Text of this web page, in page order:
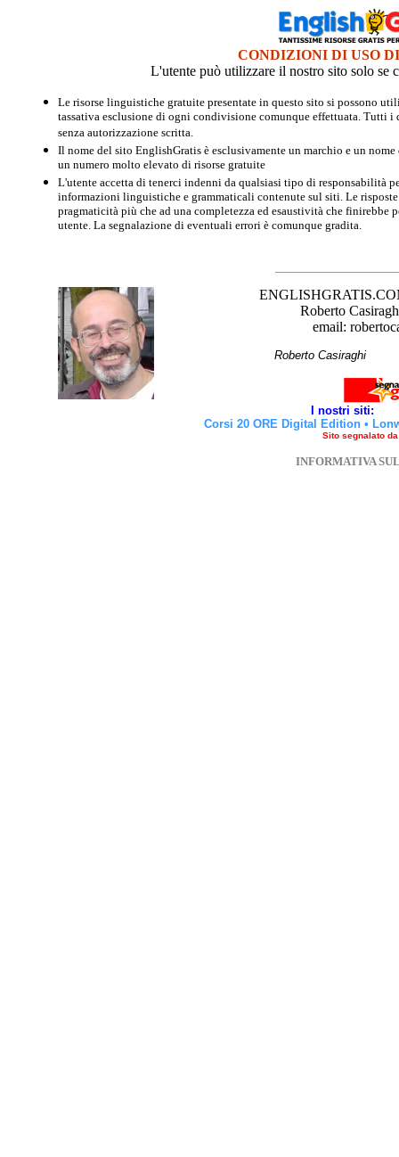
CONDIZIONI DI USO
L'utente può utilizzare il nostro sito solo se
Le risorse linguistiche gratuite presentate in questo sito si possono
tassativa esclusione di ogni condivisione comunque effettuata. Tutti
senza autorizzazione scritta.
Il nome del sito EnglishGratis è esclusivamente un marchio e un
un numero molto elevato di risorse gratuite
L'utente accetta di tenerci indenni da qualsiasi tipo di responsabilità
informazioni linguistiche e grammaticali contenute sul siti. Le
pragmaticità più che ad una completezza ed esaustività che finirebbe
utente. La segnalazione di eventuali errori è comunque gradita.
Roberto
email:
Roberto
I nostri siti:
Corsi 20 ORE Digital Edition •
Sito segnalato
INFORMATIVA